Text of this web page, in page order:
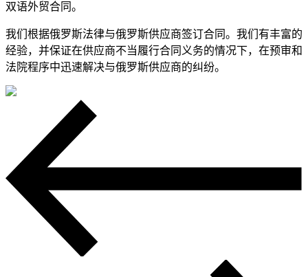
双语外贸合同。
我们根据俄罗斯法律与俄罗斯供应商签订合同。我们有丰富的
经验，并保证在供应商不当履行合同义务的情况下，在预审和
法院程序中迅速解决与俄罗斯供应商的纠纷。